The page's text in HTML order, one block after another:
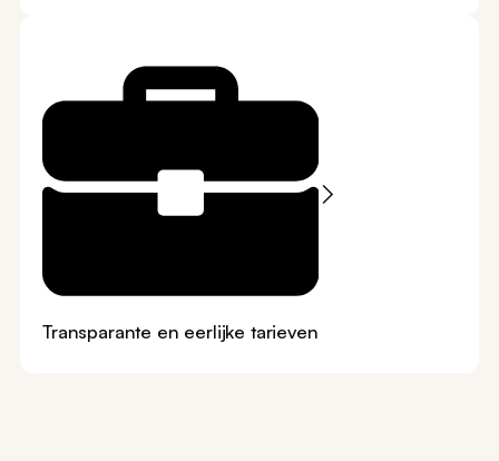
Transparante en eerlijke tarieven